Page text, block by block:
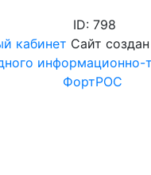
ID: 798
кабинет Сайт
информационно-
ФортРОС